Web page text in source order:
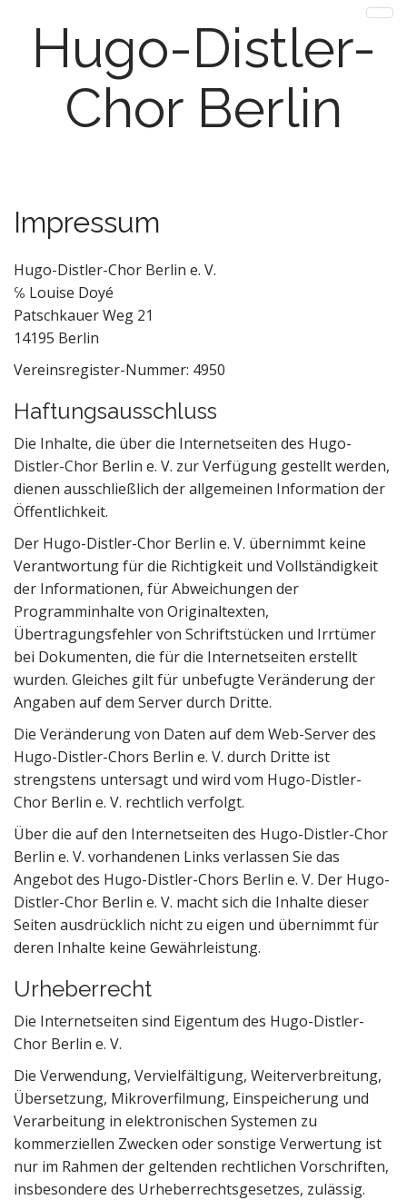
Hugo-Distler-
Chor Berlin
Impressum
Hugo-Distler-Chor Berlin e. V.
℅ Louise Doyé
Patschkauer Weg 21
14195 Berlin
Vereinsregister-Nummer: 4950
Haftungsausschluss
Die Inhalte, die über die Internetseiten des Hugo-
Distler-Chor Berlin e. V. zur Verfügung gestellt werden,
dienen ausschließlich der allgemeinen Information der
Öffentlichkeit.
Der Hugo-Distler-Chor Berlin e. V. übernimmt keine
Verantwortung für die Richtigkeit und Vollständigkeit
der Informationen, für Abweichungen der
Programminhalte von Originaltexten,
Übertragungsfehler von Schriftstücken und Irrtümer
bei Dokumenten, die für die Internetseiten erstellt
wurden. Gleiches gilt für unbefugte Veränderung der
Angaben auf dem Server durch Dritte.
Die Veränderung von Daten auf dem Web-Server des
Hugo-Distler-Chors Berlin e. V. durch Dritte ist
strengstens untersagt und wird vom Hugo-Distler-
Chor Berlin e. V. rechtlich verfolgt.
Über die auf den Internetseiten des Hugo-Distler-Chor
Berlin e. V. vorhandenen Links verlassen Sie das
Angebot des Hugo-Distler-Chors Berlin e. V. Der Hugo-
Distler-Chor Berlin e. V. macht sich die Inhalte dieser
Seiten ausdrücklich nicht zu eigen und übernimmt für
deren Inhalte keine Gewährleistung.
Urheberrecht
Die Internetseiten sind Eigentum des Hugo-Distler-
Chor Berlin e. V.
Die Verwendung, Vervielfältigung, Weiterverbreitung,
Übersetzung, Mikroverfilmung, Einspeicherung und
Verarbeitung in elektronischen Systemen zu
kommerziellen Zwecken oder sonstige Verwertung ist
nur im Rahmen der geltenden rechtlichen Vorschriften,
insbesondere des Urheberrechtsgesetzes, zulässig.